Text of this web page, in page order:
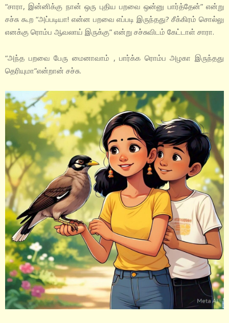
“சாரா, இன்னிக்கு நான் ஒரு புதிய பறவை ஒன்னு பார்த்தேன்” என்று
சச்சு கூற “அப்படியா! என்ன பறவை எப்படி இருந்தது? சீக்கிரம் சொல்லு
எனக்கு ரொம்ப ஆவலாய் இருக்கு” என்று சச்சுவிடம் கேட்டாள் சாரா.
“அந்த பறவை பேரு மைனாவாம் , பார்க்க ரொம்ப அழகா இருந்தது
தெரியுமா”என்றான் சச்சு.